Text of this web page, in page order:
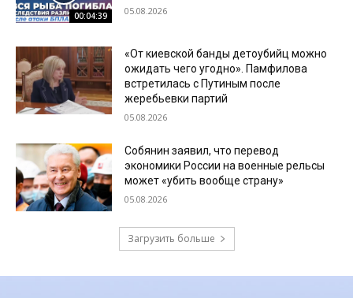
00:04:39 05.08.2026
«От киевской банды детоубийц можно
ожидать чего угодно». Памфилова
встретилась с Путиным после
жеребьевки партий
05.08.2026
Собянин заявил, что перевод
экономики России на военные рельсы
может «убить вообще страну»
05.08.2026
Загрузить больше